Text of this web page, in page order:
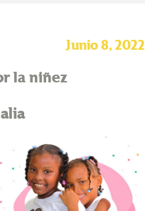
Junio 8, 2022
la niñez